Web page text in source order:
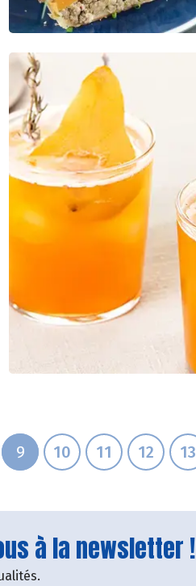
9 10 11 12 13
à la newsletter !